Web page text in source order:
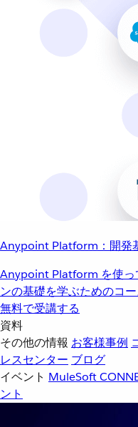
Anypoint Platform：開発
Anypoint Platform を使っ
ンの基礎を学ぶためのコー
無料で受講する
資料
その他の情報 お客様事例
レスセンター ブログ
イベント MuleSoft
ント